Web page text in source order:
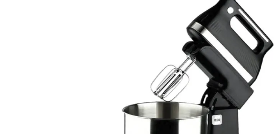
licuadora
8. neveras
9 telefono
10. aire-acondicionado